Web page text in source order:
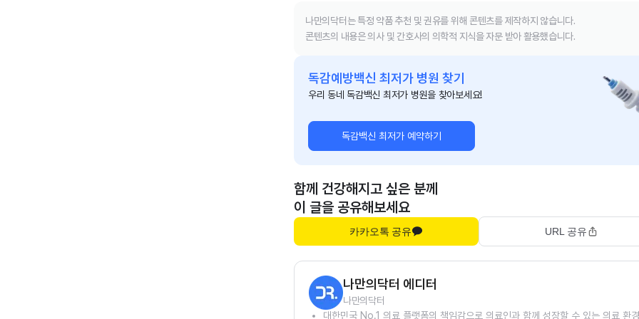
나만의닥터는 특정 약품 추천 및 권유를 위해 콘텐츠를 제작하지 않습니다.
콘텐츠의 내용은 의사 및 간호사의 의학적 지식을 자문 받아 활용했습니다.
독감예방백신 최저가 병원 찾기
우리 동네 독감백신 최저가 병원을 찾아보세요!
독감백신 최저가 예약하기
함께 건강해지고 싶은 분께
이 글을 공유해보세요
카카오톡 공유 URL 공유
나만의닥터 에디터
나만의닥터
대한민국 No.1 의료 플랫폼의 책임감으로 의료인과 함께 성장할 수 있는 의료 환